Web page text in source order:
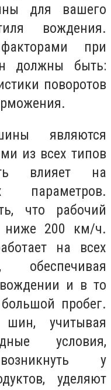
для вашего
вождения.
при
должны быть:
поворотов
являются
из всех типов
влияет на
параметров.
что рабочий
ниже 200 км/ч.
на всех
обеспечивая
и в то
пробег.
шин, учитывая
условия,
у
уделяют